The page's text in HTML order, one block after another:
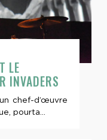
LE
INVADERS
chef-d’œuvre
pourta...